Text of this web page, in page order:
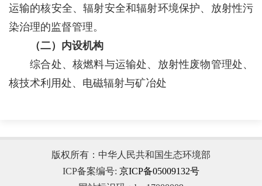
运输的核安全、辐射安全和辐射环境保护、放射性污
染治理的监督管理。
（二）内设机构
综合处、核燃料与运输处、放射性废物管理处、
核技术利用处、电磁辐射与矿冶处
版权所有：中华人民共和国生态环境部
ICP备案编号: 京ICP备05009132号